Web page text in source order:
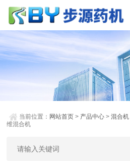
当前位置： 网站首页 > 产品中心 >混合机
维混合机